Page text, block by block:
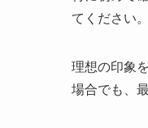
てください
理想の印象
場合でも、